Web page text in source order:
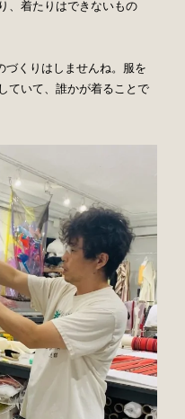
、着たりはできないもの
づくりはしませんね。服を
ていて、誰かが着ることで